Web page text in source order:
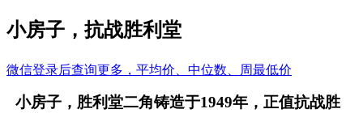
小房子，抗战胜利堂
微信登录后查询更多，平均价、中位数、周最低价
小房子，胜利堂二角铸造于1949年，正值抗战胜